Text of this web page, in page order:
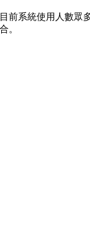
前系統使用人數眾
。